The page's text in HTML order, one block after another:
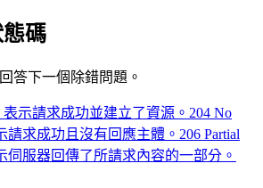
碼
答下一個除錯問題。
表示請求成功並建立了資源。 204 No
請求成功且沒有回應主體。 206 Partial
伺服器回傳了所請求內容的一部分。